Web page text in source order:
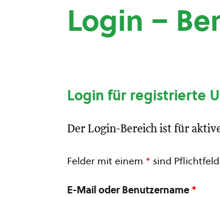
Login –
Login für registrierte
Der Login-Bereich ist für
Felder mit einem * sind
E-Mail oder Benutzername *